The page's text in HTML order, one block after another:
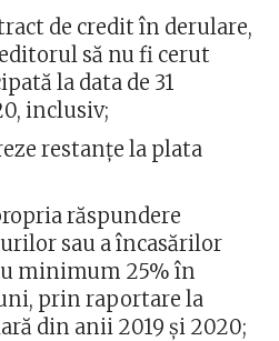
de credit în derulare,
să nu fi cerut
la data de 31
inclusiv;
restanţe la plata
răspundere
sau a încasărilor
minimum 25% în
prin raportare la
din anii 2019 și 2020;